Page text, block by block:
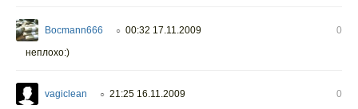
Bocmann666 ○ 00:32 17.11.2009
0
неплохо:)
vagiclean ○ 21:25 16.11.2009
0